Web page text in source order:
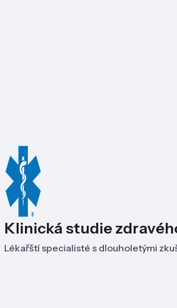
Klinická studie
Lékařští specialisté s dlouholetými